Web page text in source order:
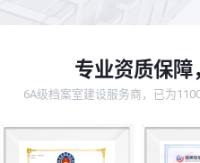
专业资质保
6A级档案室建设服务商，已为